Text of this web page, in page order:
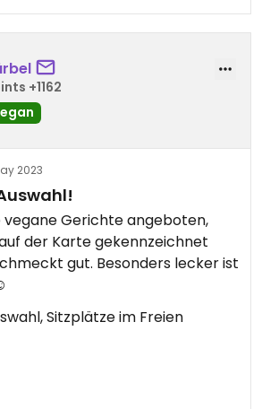
+1162
2023
vegane Gerichte angeboten,
der Karte gekennzeichnet
gut. Besonders lecker ist
Sitzplätze im Freien